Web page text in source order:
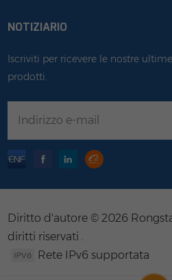
NOTIZIARIO
Iscriviti per ricevere le nostre
prodotti.
Diritto d'autore © 2026
diritti riservati .
Rete IPv6 supportata